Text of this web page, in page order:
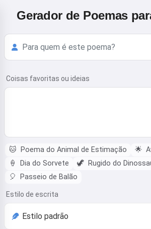
Gerador de Poemas
Coisas favoritas ou ideias
🐱 Poema do Animal de Estimação 🌟
🍦
Dia do Sorvete 🦖 Rugido do
🎈
Passeio de Balão
Estilo de escrita